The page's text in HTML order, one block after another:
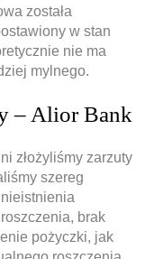
została
w stan
nie ma
mylnego.
– Alior Bank
złożyliśmy zarzuty
szereg
brak
pożyczki, jak